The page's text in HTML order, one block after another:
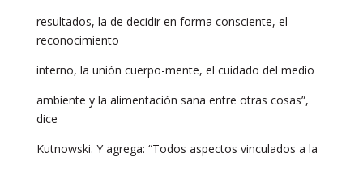
resultados, la de decidir en forma consciente, el
reconocimiento
interno, la unión cuerpo-mente, el cuidado del medio
ambiente y la alimentación sana entre otras cosas”,
dice
Kutnowski. Y agrega: “Todos aspectos vinculados a la